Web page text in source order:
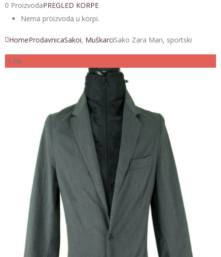
0 ProizvodaPREGLED KORPE
Nema proizvoda u korpi.
HomeProdavnicaSakoi, MuškarciSako Zara Man, sportski
-17%